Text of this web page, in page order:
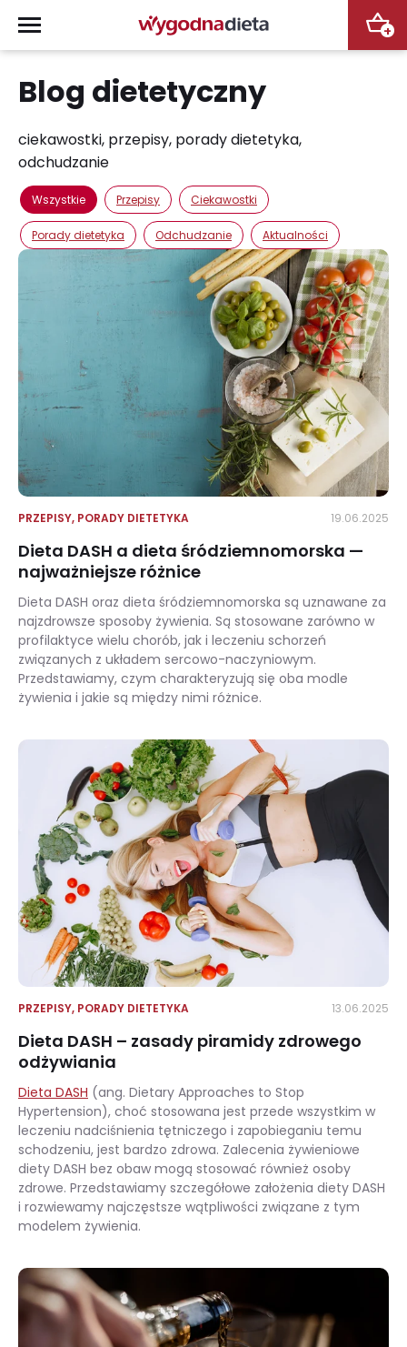
+
Blog dietetyczny
ciekawostki, przepisy, porady dietetyka,
odchudzanie
Wszystkie Przepisy Ciekawostki
Porady dietetyka Odchudzanie Aktualności
PRZEPISY, PORADY DIETETYKA 19.06.2025
Dieta DASH a dieta śródziemnomorska —
najważniejsze różnice
Dieta DASH oraz dieta śródziemnomorska są uznawane za
najzdrowsze sposoby żywienia. Są stosowane zarówno w
profilaktyce wielu chorób, jak i leczeniu schorzeń
związanych z układem sercowo-naczyniowym.
Przedstawiamy, czym charakteryzują się oba modle
żywienia i jakie są między nimi różnice.
PRZEPISY, PORADY DIETETYKA 13.06.2025
Dieta DASH – zasady piramidy zdrowego
odżywiania
Dieta DASH (ang. Dietary Approaches to Stop
Hypertension), choć stosowana jest przede wszystkim w
leczeniu nadciśnienia tętniczego i zapobieganiu temu
schodzeniu, jest bardzo zdrowa. Zalecenia żywieniowe
diety DASH bez obaw mogą stosować również osoby
zdrowe. Przedstawiamy szczegółowe założenia diety DASH
i rozwiewamy najczęstsze wątpliwości związane z tym
modelem żywienia.